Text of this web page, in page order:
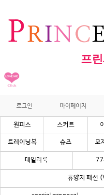
프
로그인 마이페이지
원피스 스커트
트레이닝복 슈즈 모
데일리룩 77
휴양지 패션